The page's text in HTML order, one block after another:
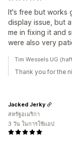
It's free but works
display issue, but
me in fixing it and
were also very
Tim Wessels UG
Thank you for the
Jacked Jerky
สหรัฐอเมริกา
3 วัน ในการใช้แอป